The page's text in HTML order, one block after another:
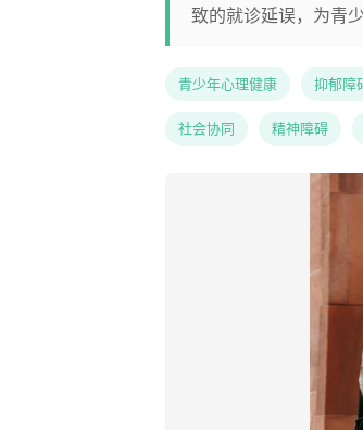
致的就诊延误，为青
青少年心理健康 抑郁障
社会协同 精神障碍